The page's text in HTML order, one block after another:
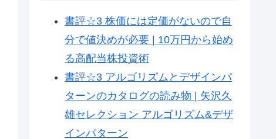
書評☆3 株価には定価がないので自
分で値決めが必要 | 10万円から始め
る高配当株投資術
書評☆3 アルゴリズムとデザインパ
ターンのカタログの読み物 | 矢沢久
雄セレクション アルゴリズム&デザ
インパターン